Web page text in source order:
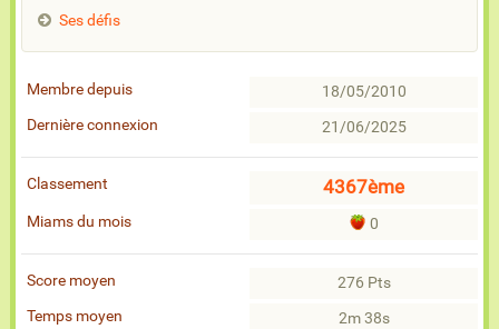
Ses défis
Membre depuis
18/05/2010
Dernière connexion
21/06/2025
Classement 4367ème
Miams du mois 0
Score moyen
276 Pts
Temps moyen
2m 38s